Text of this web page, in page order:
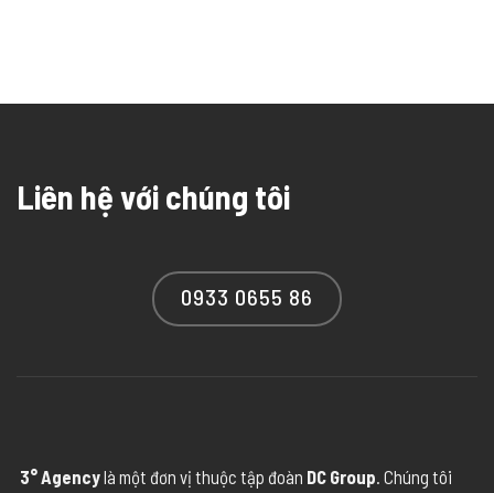
Liên hệ với chúng tôi
0933 0655 86
3° Agencylà một đơn vị thuộc tập đoàn DC Group. Chúng tôi